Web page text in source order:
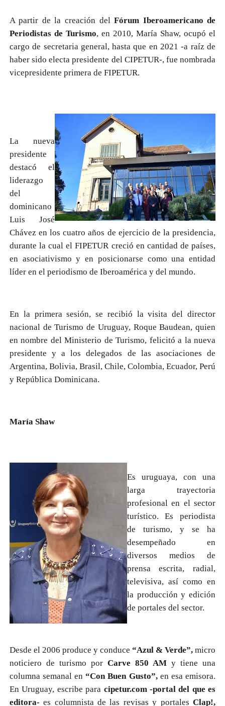
A partir de la creación delFórum Iberoamericano de
Periodistas de Turismo, en 2010, María Shaw, ocupó el
cargo de secretaria general, hasta que en 2021 -a raíz de
haber sido electa presidente del CIPETUR-, fue nombrada
vicepresidente primera de FIPETUR.
La nueva
presidente
destacó el
liderazgo
del
dominicano
Luis José
Chávez en los cuatro años de ejercicio de la presidencia,
durante la cual el FIPETUR creció en cantidad de países,
en asociativismo y en posicionarse como una entidad
líder en el periodismo de Iberoamérica y del mundo.
En la primera sesión, se recibió la visita del director
nacional de Turismo de Uruguay, Roque Baudean, quien
en nombre del Ministerio de Turismo, felicitó a la nueva
presidente y a los delegados de las asociaciones de
Argentina, Bolivia, Brasil, Chile, Colombia, Ecuador, Perú
y República Dominicana.
María Shaw
Es uruguaya, con una
larga trayectoria
profesional en el sector
turístico. Es periodista
de turismo, y se ha
desempeñado en
diversos medios de
prensa escrita, radial,
televisiva, así como en
la producción y edición
de portales del sector.
Desde el 2006 produce y conduce“Azul & Verde”, micro
noticiero de turismo por Carve 850 AMy tiene una
columna semanal en“Con Buen Gusto”, en esa emisora.
En Uruguay, escribe para cipetur.com -portal del que es
editora-es columnista de las revisas y portalesClap!,